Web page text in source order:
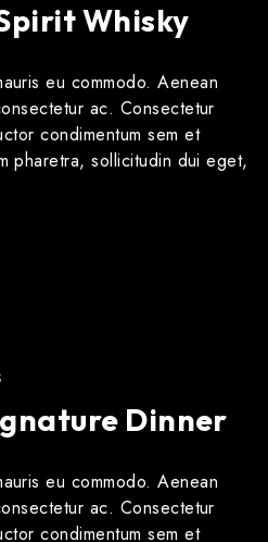
Whisky
eu commodo. Aenean
ac. Consectetur
condimentum sem et
pharetra, sollicitudin dui eget,
Dinner
eu commodo. Aenean
ac. Consectetur
condimentum sem et